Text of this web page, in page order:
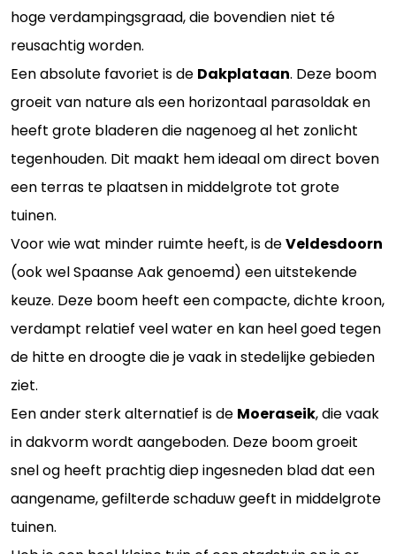
hoge verdampingsgraad, die bovendien niet té
reusachtig worden.
Een absolute favoriet is de Dakplataan. Deze boom
groeit van nature als een horizontaal parasoldak en
heeft grote bladeren die nagenoeg al het zonlicht
tegenhouden. Dit maakt hem ideaal om direct boven
een terras te plaatsen in middelgrote tot grote
tuinen.
Voor wie wat minder ruimte heeft, is deVeldesdoorn
(ook wel Spaanse Aak genoemd) een uitstekende
keuze. Deze boom heeft een compacte, dichte kroon,
verdampt relatief veel water en kan heel goed tegen
de hitte en droogte die je vaak in stedelijke gebieden
ziet.
Een ander sterk alternatief is de Moeraseik, die vaak
in dakvorm wordt aangeboden. Deze boom groeit
snel og heeft prachtig diep ingesneden blad dat een
aangename, gefilterde schaduw geeft in middelgrote
tuinen.